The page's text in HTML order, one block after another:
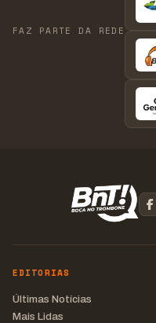
FAZ PARTE DA REDE
EDITORIAS
Últimas Notícias
Mais Lidas